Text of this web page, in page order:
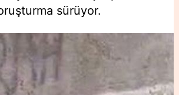
sürüyor.